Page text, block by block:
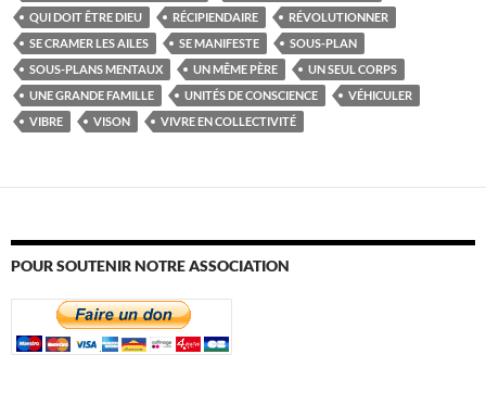
QUI DOIT ÊTRE DIEU
RÉCIPIENDAIRE
RÉVOLUTIONNER
SE CRAMER LES AILES
SE MANIFESTE
SOUS-PLAN
SOUS-PLANS MENTAUX
UN MÊME PÈRE
UN SEUL CORPS
UNE GRANDE FAMILLE
UNITÉS DE CONSCIENCE
VÉHICULER
VIBRE
VISON VIVRE EN COLLECTIVITÉ
POUR SOUTENIR NOTRE ASSOCIATION